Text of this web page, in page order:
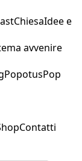
ChiesaIdee e
avvenire
PopotusPop
Contatti